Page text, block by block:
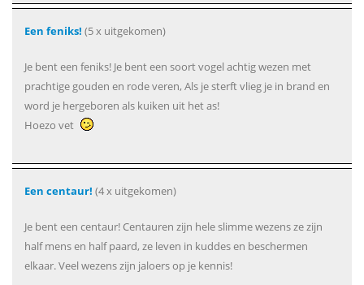
Een feniks! (5 x uitgekomen)
Je bent een feniks! Je bent een soort vogel achtig wezen met
prachtige gouden en rode veren, Als je sterft vlieg je in brand en
word je hergeboren als kuiken uit het as!
Hoezo vet
Een centaur! (4 x uitgekomen)
Je bent een centaur! Centauren zijn hele slimme wezens ze zijn
half mens en half paard, ze leven in kuddes en beschermen
elkaar. Veel wezens zijn jaloers op je kennis!